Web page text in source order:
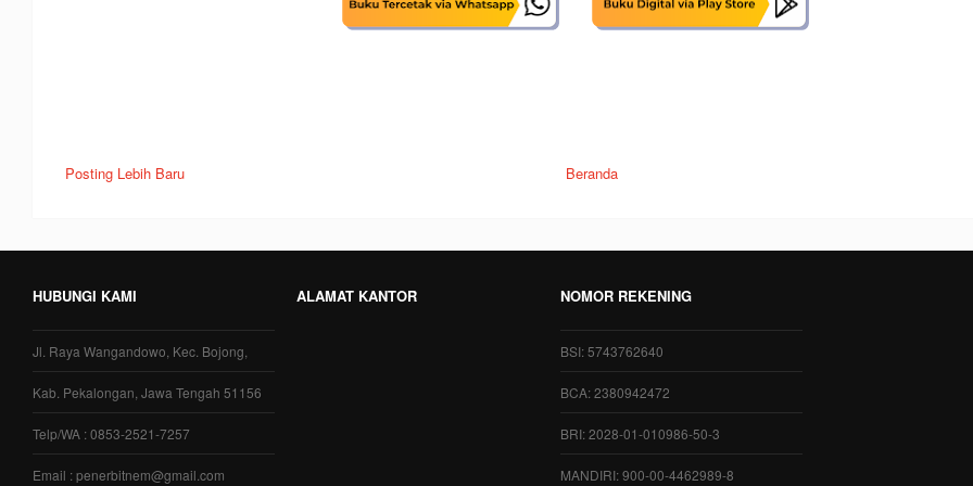
Posting Lebih Baru Beranda
HUBUNGI KAMI
Jl. Raya Wangandowo, Kec. Bojong,
Kab. Pekalongan, Jawa Tengah 51156
Telp/WA : 0853-2521-7257
Email : penerbitnem@gmail.com
ALAMAT KANTOR NOMOR REKENING
BSI: 5743762640
BCA: 2380942472
BRI: 2028-01-010986-50-3
MANDIRI: 900-00-4462989-8